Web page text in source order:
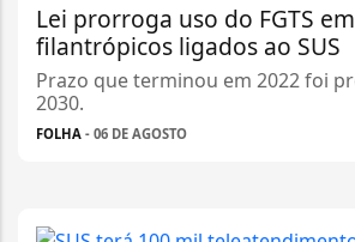
Lei prorroga uso do FGTS
filantrópicos ligados ao SUS
Prazo que terminou em 2022 foi
2030.
FOLHA - 06 DE AGOSTO